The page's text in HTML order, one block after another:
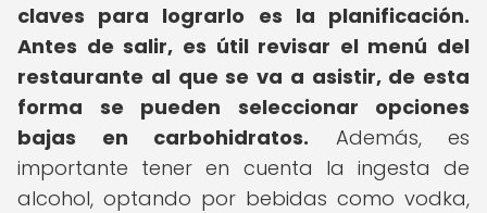
claves para lograrlo es la planificación.
Antes de salir, es útil revisar el menú del
restaurante al que se va a asistir, de esta
forma se pueden seleccionar opciones
bajas en carbohidratos. Además, es
importante tener en cuenta la ingesta de
alcohol, optando por bebidas como vodka,